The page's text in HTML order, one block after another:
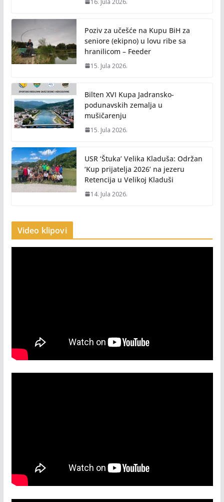
16. Jula 2026.
Poziv za učešće na Kupu BiH za
seniore (ekipno) u lovu ribe sa
hranilicom – Feeder
15. Jula 2026.
Bilten XVI Kupa Jadransko-
podunavskih zemalja u
mušičarenju
15. Jula 2026.
USR ‘Štuka’ Velika Kladuša: Održan
‘Kup prijatelja 2026’ na jezeru
Retencija u Velikoj Kladuši
14. Jula 2026.
Video klipovi